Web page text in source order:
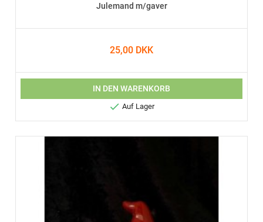
Julemand m/gaver
25,00 DKK
IN DEN WARENKORB
 Auf Lager